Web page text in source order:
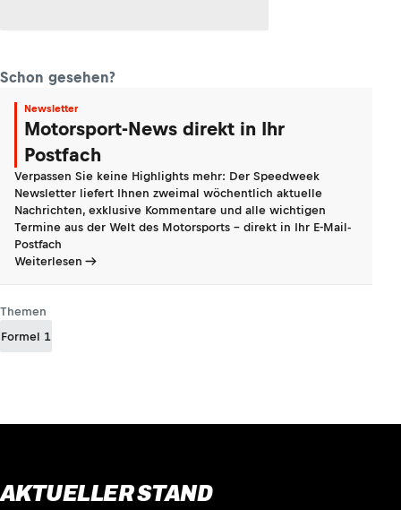
Schon gesehen?
Newsletter
Motorsport-News direkt in Ihr
Postfach
Verpassen Sie keine Highlights mehr: Der Speedweek
Newsletter liefert Ihnen zweimal wöchentlich aktuelle
Nachrichten, exklusive Kommentare und alle wichtigen
Termine aus der Welt des Motorsports - direkt in Ihr E-Mail-
Postfach
Weiterlesen
Themen
Formel 1
AKTUELLER STAND